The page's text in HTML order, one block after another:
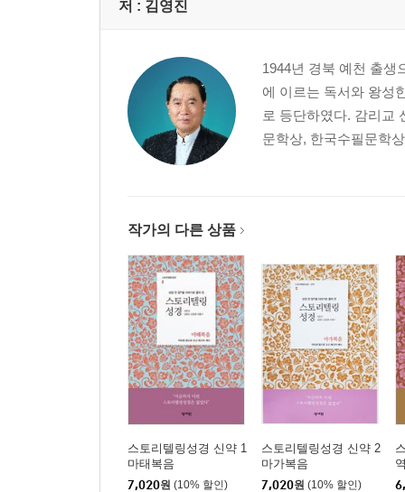
저 : 김영진
1944년 경북 예천 출생
에 이르는 독서와 왕성
로 등단하였다. 감리교
문학상, 한국수필문학
작가의 다른 상품
스토리텔링성경 신약 1
마태복음
7,020원 (10% 할인)
스토리텔링성경 신약 2
마가복음
7,020원 (10% 할인)